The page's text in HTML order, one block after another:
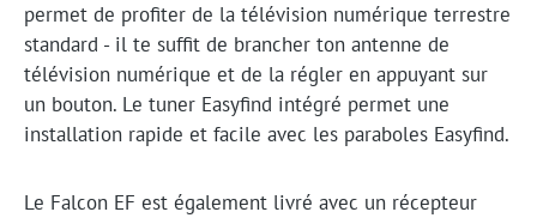
permet de profiter de la télévision numérique terrestre
standard - il te suffit de brancher ton antenne de
télévision numérique et de la régler en appuyant sur
un bouton. Le tuner Easyfind intégré permet une
installation rapide et facile avec les paraboles Easyfind.
Le Falcon EF est également livré avec un récepteur